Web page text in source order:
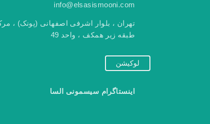
info@elsasismooni.com
تهران ، بلوار اشرفی اصفهانی (پونک) ،
طبقه زیر همکف ، واحد 49
لوکیشن
اینستاگرام سیسمونی السا